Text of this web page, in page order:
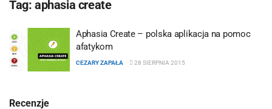
Tag: aphasia create
Aphasia Create – polska aplikacja na pomoc
afatykom
CEZARY ZAPAŁA 28 SIERPNIA 2015
Recenzje